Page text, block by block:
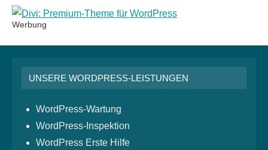
Werbung
UNSERE WORDPRESS-LEISTUNGEN
WordPress-Wartung
WordPress-Inspektion
WordPress Erste Hilfe